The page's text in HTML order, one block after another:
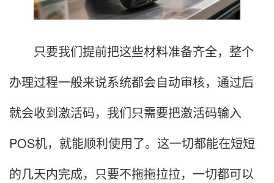
只要我们提前把这些材料准备齐全，整个
办理过程一般来说系统都会自动审核，通过后
就会收到激活码，我们只需要把激活码输入
POS机，就能顺利使用了。这一切都能在短短
的几天内完成，只要不拖拖拉拉，一切都可以